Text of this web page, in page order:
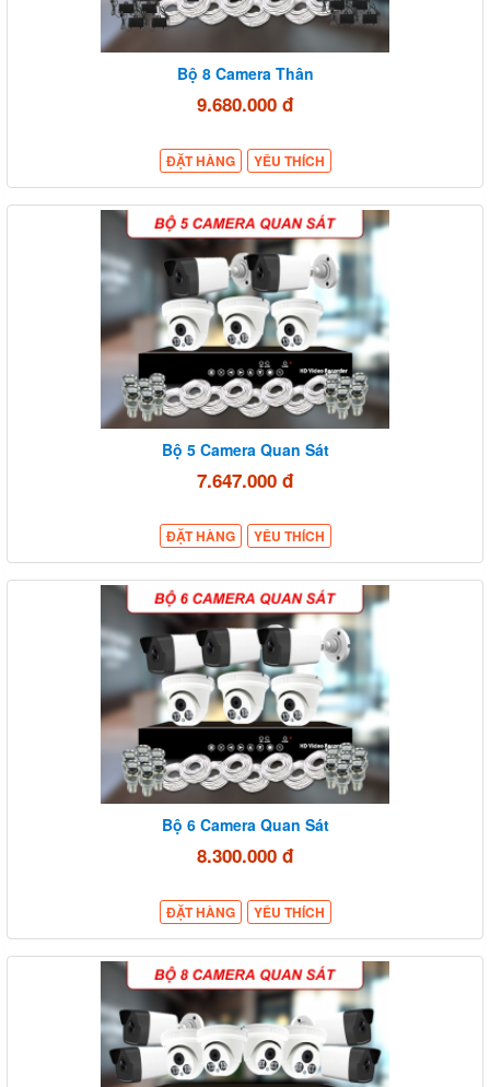
Bộ 8 Camera Thân
9.680.000 đ
ĐẶT HÀNG YÊU THÍCH
Bộ 5 Camera Quan Sát
7.647.000 đ
ĐẶT HÀNG YÊU THÍCH
Bộ 6 Camera Quan Sát
8.300.000 đ
ĐẶT HÀNG YÊU THÍCH